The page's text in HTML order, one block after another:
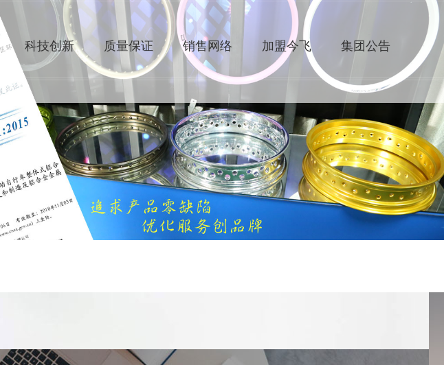
科技创新 质量保证 销售网络 加盟今飞 集团公告